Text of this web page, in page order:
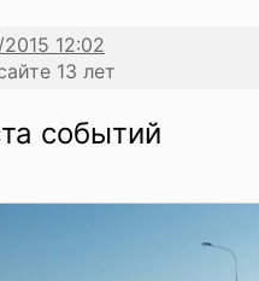
13 лет
событий